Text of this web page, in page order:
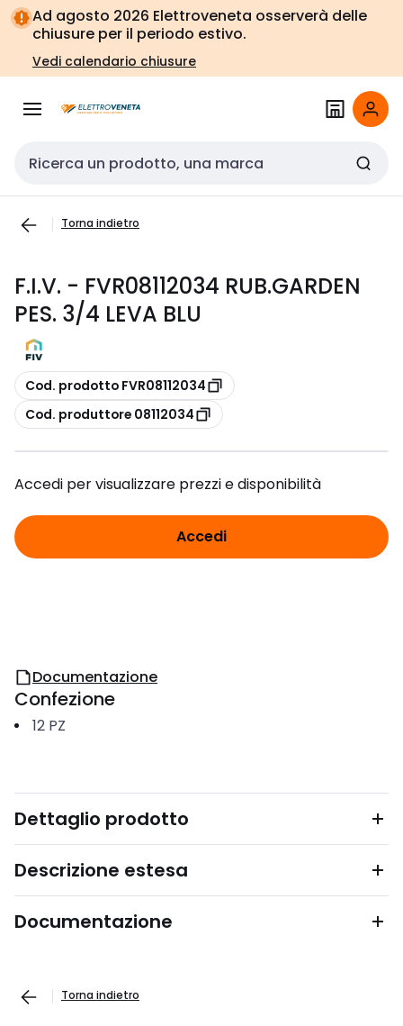
Vai alla
navigazione
Vai
alla
pagina
Ad agosto 2026 Elettroveneta osserverà delle
chiusure per il periodo estivo.
Vedi calendario chiusure
Cerca input
Torna indietro
F.I.V. - FVR08112034 RUB.GARDEN
PES. 3/4 LEVA BLU
copia
Cod. prodotto FVR08112034
copia
Cod. produttore 08112034
Accedi per visualizzare prezzi e disponibilità
Accedi
Documentazione
Confezione
12 PZ
Dettaglio prodotto
Descrizione estesa
Documentazione
Torna indietro